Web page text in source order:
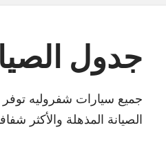
جدول
جميع سيارات شفروليه توفر
الصيانة المذهلة والأكثر